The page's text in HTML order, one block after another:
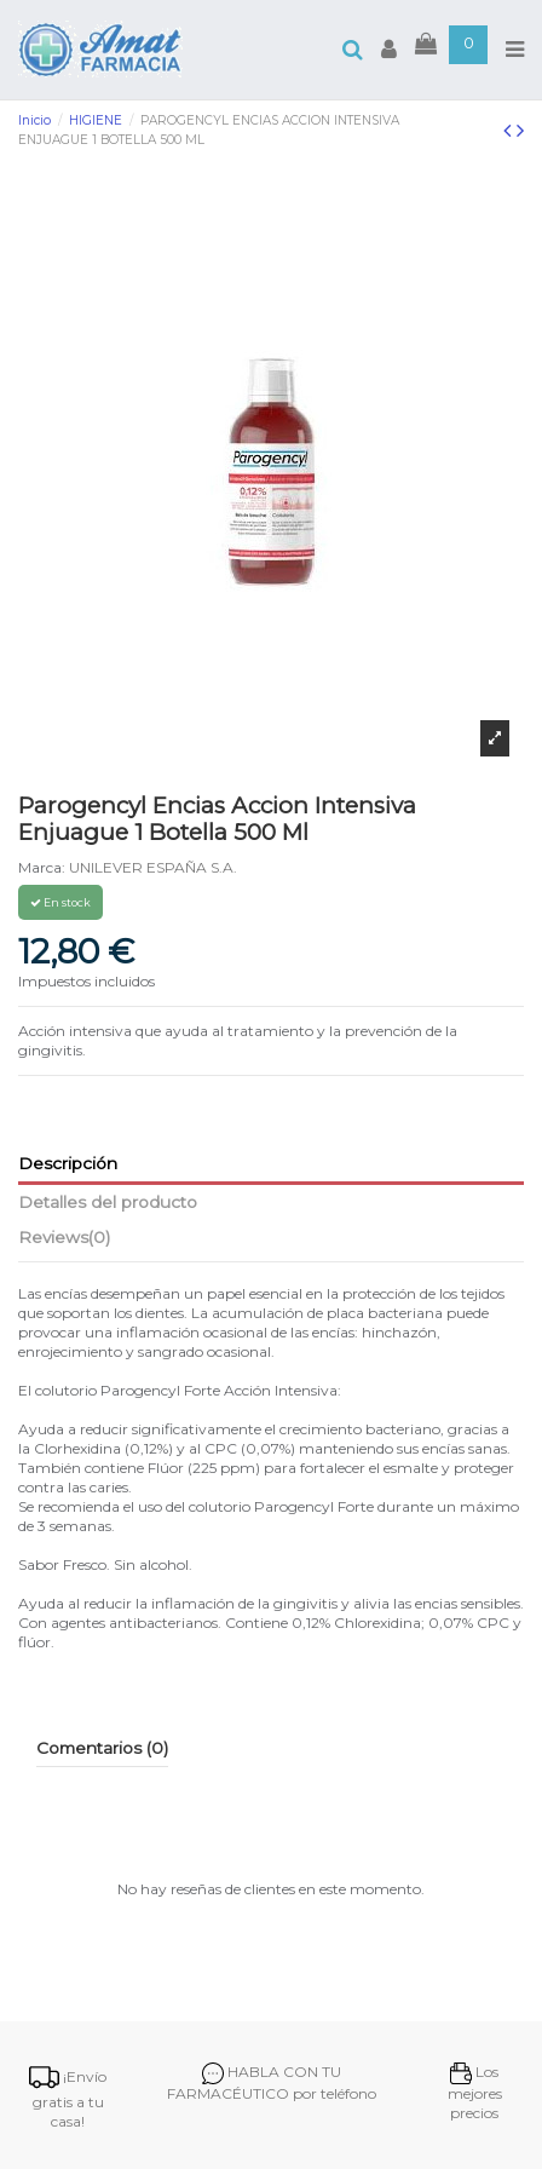
0
Inicio HIGIENE
PAROGENCYL ENCIAS ACCION INTENSIVA
ENJUAGUE 1 BOTELLA 500 ML
Parogencyl Encias Accion Intensiva
Enjuague 1 Botella 500 Ml
Marca: UNILEVER ESPAÑA S.A.
En stock
12,80 €
Impuestos incluidos
Acción intensiva que ayuda al tratamiento y la prevención de la
gingivitis.
Descripción
Detalles del producto
Reviews(0)
Las encías desempeñan un papel esencial en la protección de los tejidos
que soportan los dientes. La acumulación de placa bacteriana puede
provocar una inflamación ocasional de las encías: hinchazón,
enrojecimiento y sangrado ocasional.
El colutorio Parogencyl Forte Acción Intensiva:
Ayuda a reducir significativamente el crecimiento bacteriano, gracias a
la Clorhexidina (0,12%) y al CPC (0,07%) manteniendo sus encías sanas.
También contiene Flúor (225 ppm) para fortalecer el esmalte y proteger
contra las caries.
Se recomienda el uso del colutorio Parogencyl Forte durante un máximo
de 3 semanas.
Sabor Fresco. Sin alcohol.
Ayuda al reducir la inflamación de la gingivitis y alivia las encias sensibles.
Con agentes antibacterianos. Contiene 0,12% Chlorexidina; 0,07% CPC y
flúor.
Comentarios (0)
No hay reseñas de clientes en este momento.
¡Envío
gratis a tu
casa!
HABLA CON TU
FARMACÉUTICO por teléfono
Los
mejores
precios